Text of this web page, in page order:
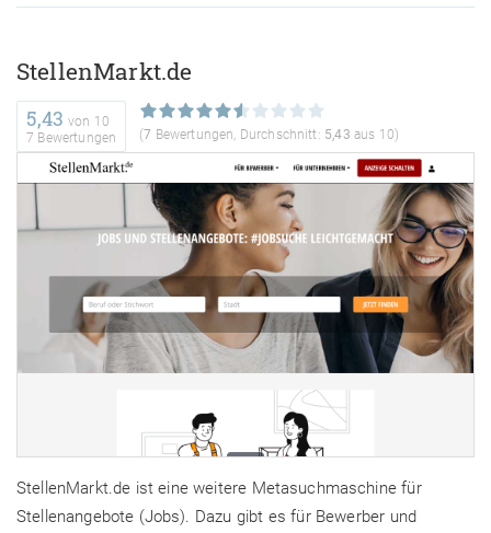
StellenMarkt.de
5,43 von 10
7 Bewertungen
(7 Bewertungen, Durchschnitt: 5,43 aus 10)
StellenMarkt.de ist eine weitere Metasuchmaschine für
Stellenangebote (Jobs). Dazu gibt es für Bewerber und